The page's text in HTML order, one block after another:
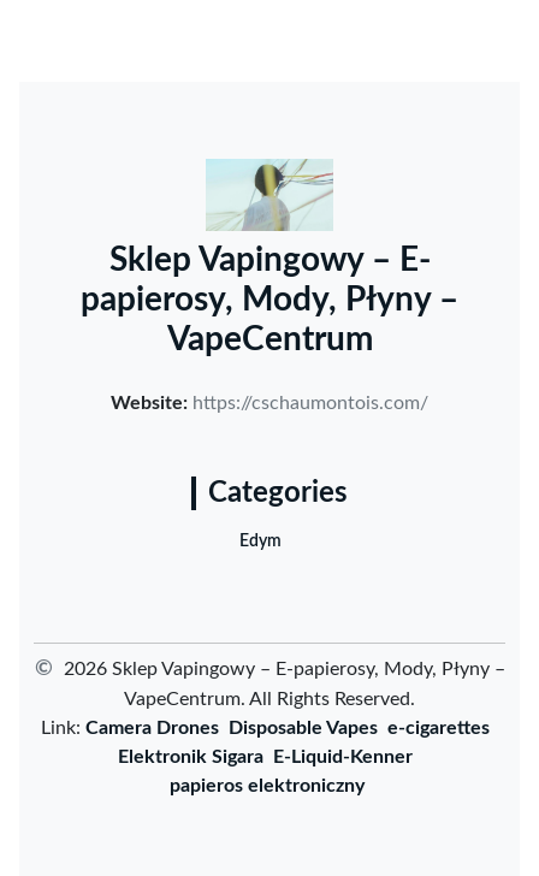
Sklep Vapingowy – E-
papierosy, Mody, Płyny –
VapeCentrum
Website: https://cschaumontois.com/
Categories
Edym
©
2026 Sklep Vapingowy – E-papierosy, Mody, Płyny –
VapeCentrum. All Rights Reserved.
Link: Camera Drones Disposable Vapes e-cigarettes
Elektronik Sigara
E-Liquid-Kenner
papieros elektroniczny